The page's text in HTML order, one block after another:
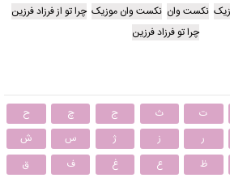
نکست وان نکست وان موزیک چرا تو از فرزاد فرزین
چرا تو فرزاد فرزین
ت ث ج چ
ح
ر ز ژ س
ش
ظ ع غ ف
ق